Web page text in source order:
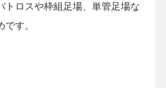
トロスや枠組足場、単管足場な
す。